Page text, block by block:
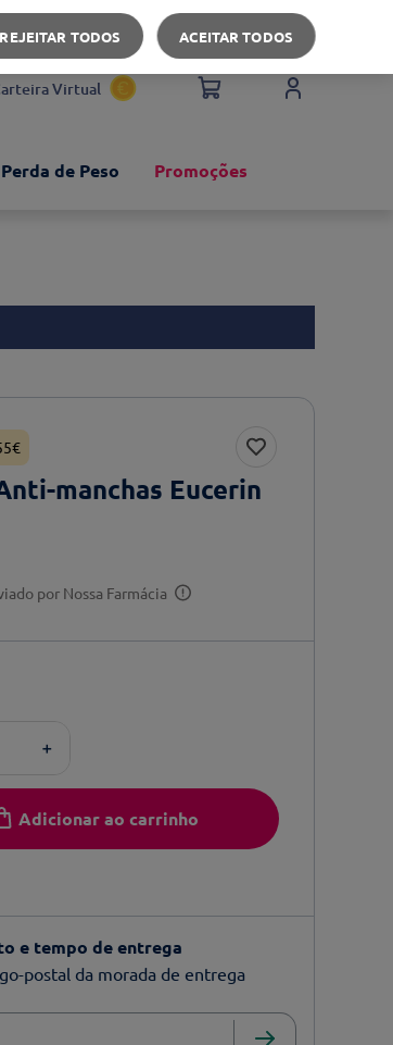
Apoio ao cliente
Virtual
Perda de Peso Promoções
manchas Eucerin
por Nossa Farmácia
＋
Adicionar ao carrinho
e tempo de entrega
postal da morada de entrega
REJEITAR TODOS ACEITAR TODOS